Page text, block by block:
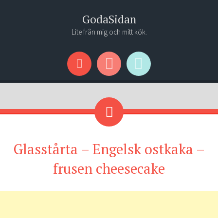
GodaSidan
Lite från mig och mitt kök.
Menu
Widgets
Search
Glasstårta – Engelsk ostkaka –
frusen cheesecake